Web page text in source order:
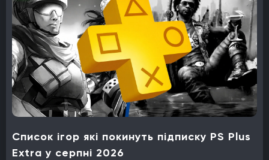
Список ігор які покинуть підписку PS Plus
Extra у серпні 2026